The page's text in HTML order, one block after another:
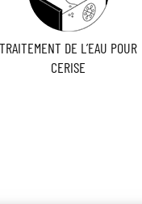
TRAITEMENT DE L’EAU POUR
CERISE